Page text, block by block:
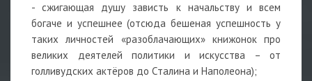
- сжигающая душу зависть к начальству и всем
богаче и успешнее (отсюда бешеная успешность у
таких личностей «разоблачающих» книжонок про
великих деятелей политики и искусства – от
голливудских актёров до Сталина и Наполеона);